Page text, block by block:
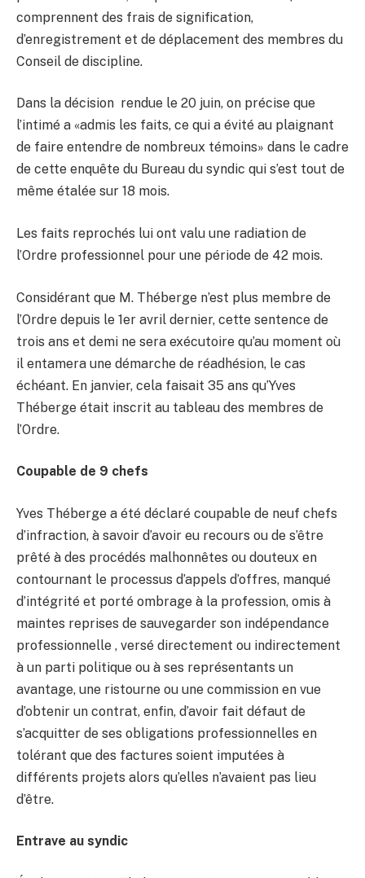
comprennent des frais de signification,
d’enregistrement et de déplacement des membres du
Conseil de discipline.
Dans la décision rendue le 20 juin, on précise que
l’intimé a «admis les faits, ce qui a évité au plaignant
de faire entendre de nombreux témoins» dans le cadre
de cette enquête du Bureau du syndic qui s’est tout de
même étalée sur 18 mois.
Les faits reprochés lui ont valu une radiation de
l’Ordre professionnel pour une période de 42 mois.
Considérant que M. Théberge n’est plus membre de
l’Ordre depuis le 1er avril dernier, cette sentence de
trois ans et demi ne sera exécutoire qu’au moment où
il entamera une démarche de réadhésion, le cas
échéant. En janvier, cela faisait 35 ans qu’Yves
Théberge était inscrit au tableau des membres de
l’Ordre.
Coupable de 9 chefs
Yves Théberge a été déclaré coupable de neuf chefs
d’infraction, à savoir d’avoir eu recours ou de s’être
prêté à des procédés malhonnêtes ou douteux en
contournant le processus d’appels d’offres, manqué
d’intégrité et porté ombrage à la profession, omis à
maintes reprises de sauvegarder son indépendance
professionnelle , versé directement ou indirectement
à un parti politique ou à ses représentants un
avantage, une ristourne ou une commission en vue
d’obtenir un contrat, enfin, d’avoir fait défaut de
s’acquitter de ses obligations professionnelles en
tolérant que des factures soient imputées à
différents projets alors qu’elles n’avaient pas lieu
d’être.
Entrave au syndic